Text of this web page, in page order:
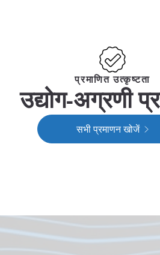
प्रमाणित उत्कृष्टता
उद्योग-अग्रणी
सभी प्रमाणन खोजें